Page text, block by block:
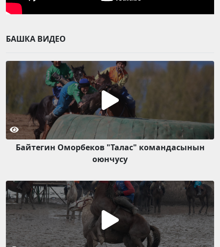
БАШКА ВИДЕО
Байтегин Оморбеков "Талас" командасынын
оюнчусу